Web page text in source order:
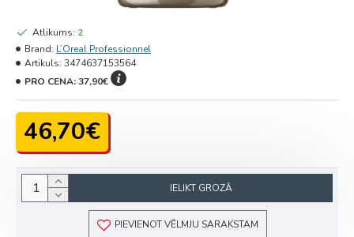
46,70€
Atlikums: 2
Brand: L’Oreal Professionnel
Artikuls: 3474637153564
PRO CENA:37,90€
IELIKT GROZĀ
PIEVIENOT VĒLMJU SARAKSTAM